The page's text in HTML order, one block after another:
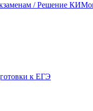
/ Решение
к ЕГЭ